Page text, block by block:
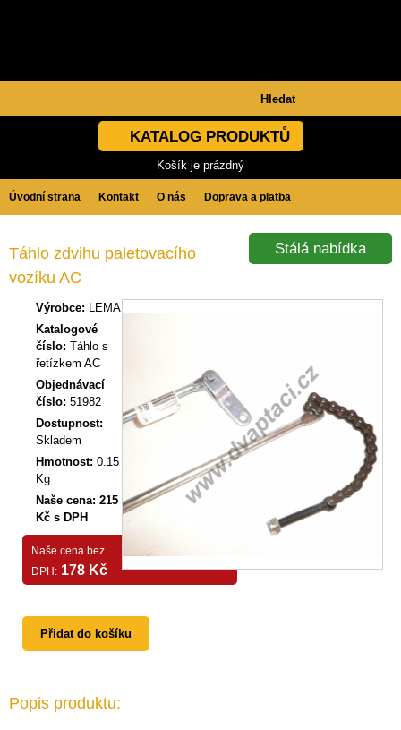
KATALOG PRODUKTŮ
Košík je prázdný
Úvodní strana Kontakt O nás Doprava a platba
Táhlo zdvihu paletovacího
vozíku AC
Výrobce: LEMA
Katalogové
číslo: Táhlo s
řetízkem AC
Objednávací
číslo: 51982
Dostupnost:
Skladem
Hmotnost: 0.15
Kg
Naše cena: 215
Kč s DPH
Naše cena bez
DPH: 178 Kč
Stálá nabídka
Přidat do košíku
Popis produktu: